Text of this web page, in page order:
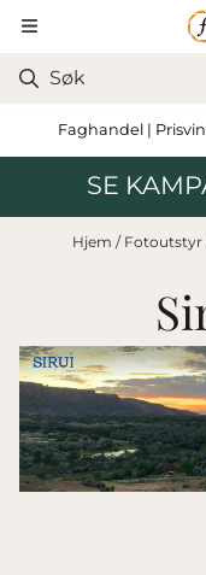
Hopp til innhold
Faghandel |
SE
Hjem / Fotoutstyr